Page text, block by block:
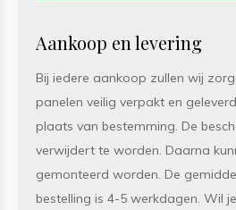
Aankoop en levering
Bij iedere aankoop zullen wij
panelen veilig verpakt en
plaats van bestemming. De
verwijdert te worden. Daarna
gemonteerd worden. De
bestelling is 4-5 werkdagen. Wil